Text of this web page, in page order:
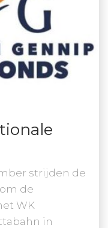
strijden de
de
WK
in